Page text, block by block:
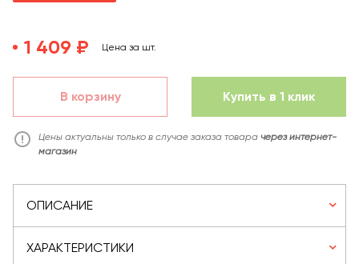
1 409 ₽ Цена за шт.
В корзину Купить в 1 клик
Цены актуальны только в случае заказа товара через интернет-
магазин
ОПИСАНИЕ
ХАРАКТЕРИСТИКИ